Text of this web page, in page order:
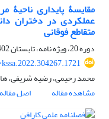
مقایسۀ پایداری ناحیۀ
عملکردی در دختران
متقاطع فوقانی
دوره 20، ویژه نامه، تابستان 1402، صفحه
محمد رحیمی، رضیه شریفی،
مشاهده مقاله
اصل مقاله